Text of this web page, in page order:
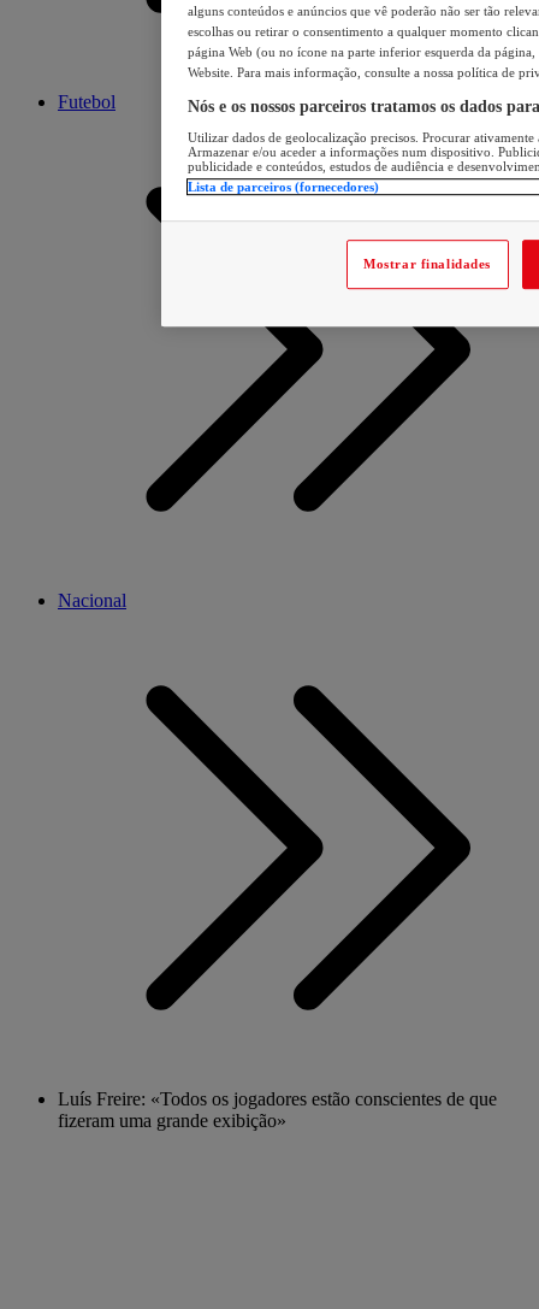
Futebol
Nacional
Luís Freire: «Todos os jogadores estão conscientes de que
fizeram uma grande exibição»
alguns conteúdos e anúncios que vê poderão não ser tão
escolhas ou retirar o consentimento a qualquer momento
página Web (ou no ícone na parte inferior esquerda da página,
Website. Para mais informação, consulte a nossa política de
Nós e os nossos parceiros tratamos os dados
Utilizar dados de geolocalização precisos. Procurar
Armazenar e/ou aceder a informações num dispositivo.
publicidade e conteúdos, estudos de audiência e
Lista de parceiros (fornecedores)
Mostrar finalidades